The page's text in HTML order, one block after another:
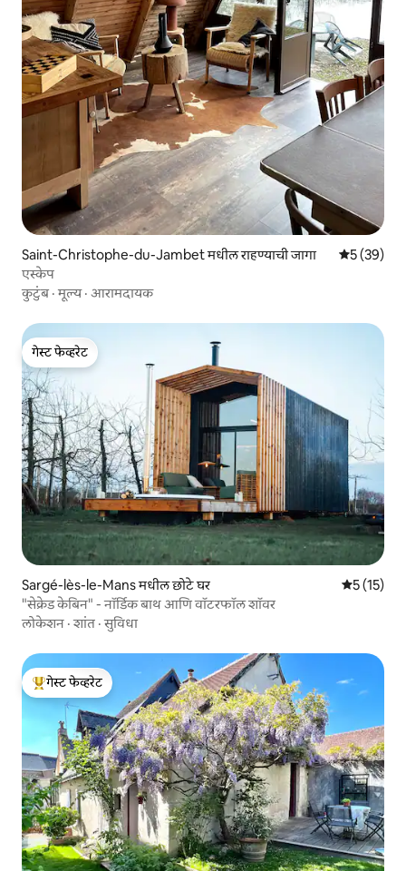
Saint-Christophe-du-Jambet मधील राहण्याची जागा 5 पैकी 5
5 (39)
एस्केप
कुटुंब·मूल्य· आरामदायक
गेस्ट फेव्हरेट
गेस्ट फेव्हरेट
Sargé-lès-le-Mans मधील छोटे घर 5 पैकी 5
5 (15)
"सेक्रेड केबिन" - नॉर्डिक बाथ आणि वॉटरफॉल शॉवर
लोकेशन ·शांत ·सुविधा
टॉप गेस्ट फेव्हरेट
गेस्ट फेव्हरेट